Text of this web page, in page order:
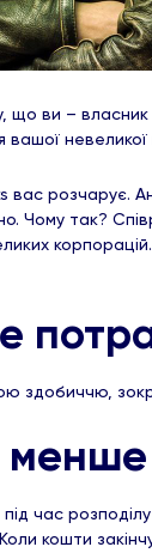
ви –
невеликої
розчарує.
Чому так?
здобиччю,
час
кошти